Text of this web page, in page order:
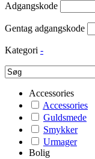
Adgangskode
Gentag adgangskode
Kategori -
Accessories
Accessories
Guldsmede
Smykker
Urmager
Bolig